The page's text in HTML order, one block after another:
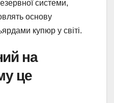
системи,
основу
купюр у світі.
на
це